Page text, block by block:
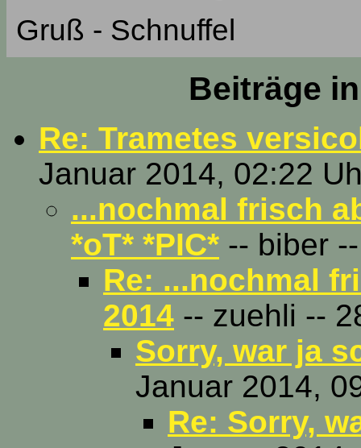
Gruß - Schnuffel
Beiträge
Re: Trametes
Januar 2014, 02:22
...nochmal frisch
*oT* *PIC* -- biber
Re: ...nochmal
2014 -- zuehli --
Sorry, war ja
Januar 2014,
Re: Sorry,